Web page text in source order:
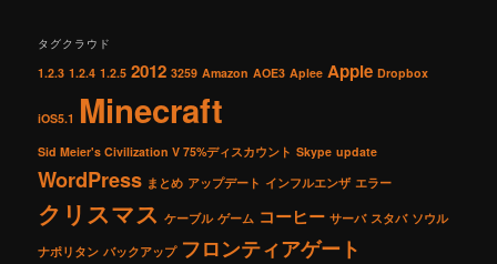
タグクラウド
1.2.3 1.2.4 1.2.5 2012 3259 Amazon AOE3 Aplee Apple Dropbox
iOS5.1 Minecraft
Sid Meier's Civilization V 75%ディスカウント Skype update
WordPress まとめ アップデート インフルエンザ エラー
クリスマス ケーブル ゲーム コーヒー サーバ スタバ ソウル
ナポリタン バックアップ フロンティアゲート